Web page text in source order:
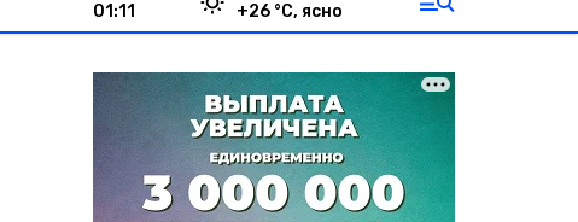
01:11
+26 °С, ясно